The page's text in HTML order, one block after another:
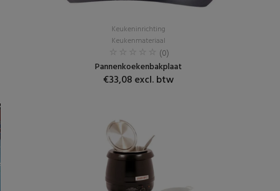
Keukeninrichting
Keukenmateriaal
(0)
Pannenkoekenbakplaat
€33,08 excl. btw